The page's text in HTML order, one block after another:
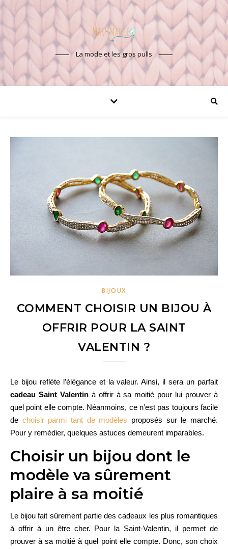
La mode et les gros pulls
BIJOUX
COMMENT CHOISIR UN BIJOU À
OFFRIR POUR LA SAINT
VALENTIN ?
Le bijou reflète l’élégance et la valeur. Ainsi, il sera un parfait
cadeau Saint Valentin à offrir à sa moitié pour lui prouver à
quel point elle compte. Néanmoins, ce n’est pas toujours facile
de choisir parmi tant de modèles proposés sur le marché.
Pour y remédier, quelques astuces demeurent imparables.
Choisir un bijou dont le
modèle va sûrement
plaire à sa moitié
Le bijou fait sûrement partie des cadeaux les plus romantiques
à offrir à un être cher. Pour la Saint-Valentin, il permet de
prouver à sa moitié à quel point elle compte. Donc, son choix